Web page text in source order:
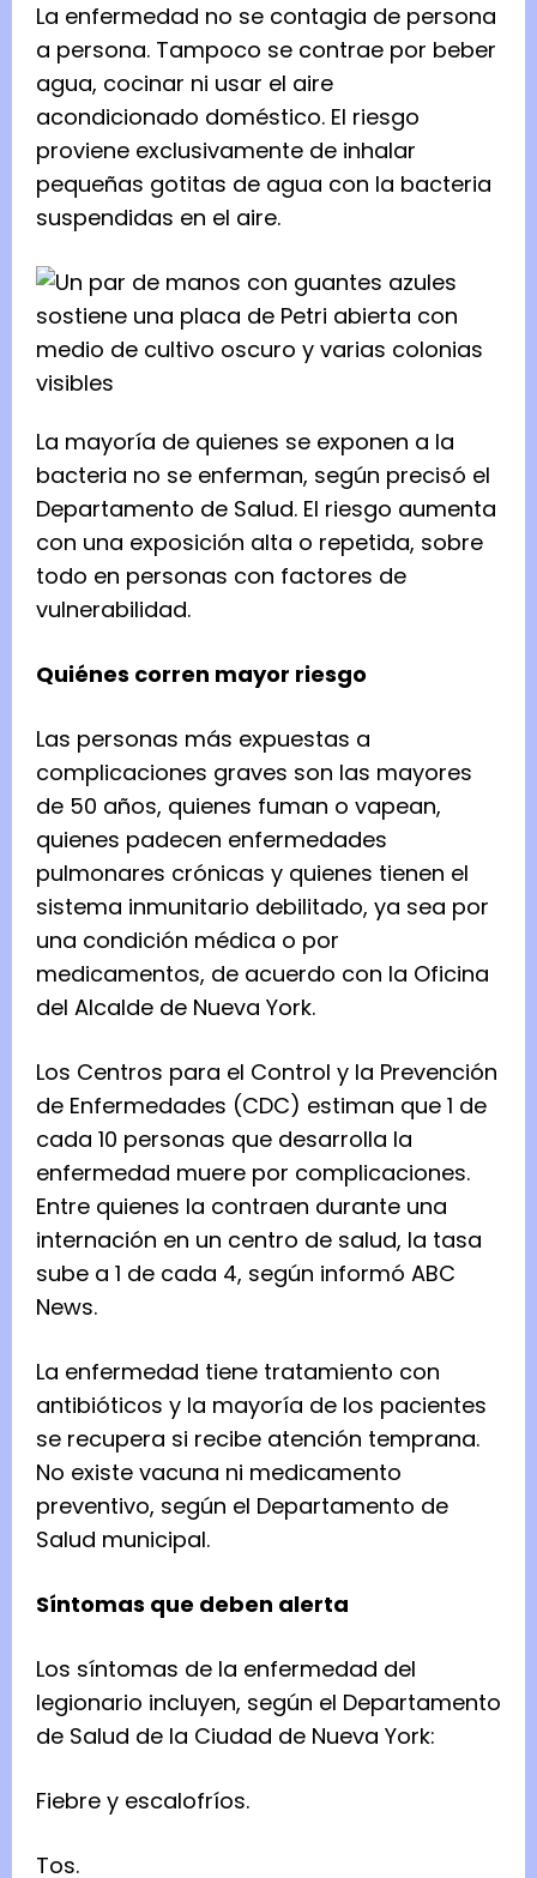
La enfermedad no se contagia de persona
a persona. Tampoco se contrae por beber
agua, cocinar ni usar el aire
acondicionado doméstico. El riesgo
proviene exclusivamente de inhalar
pequeñas gotitas de agua con la bacteria
suspendidas en el aire.
La mayoría de quienes se exponen a la
bacteria no se enferman, según precisó el
Departamento de Salud. El riesgo aumenta
con una exposición alta o repetida, sobre
todo en personas con factores de
vulnerabilidad.
Quiénes corren mayor riesgo
Las personas más expuestas a
complicaciones graves son las mayores
de 50 años, quienes fuman o vapean,
quienes padecen enfermedades
pulmonares crónicas y quienes tienen el
sistema inmunitario debilitado, ya sea por
una condición médica o por
medicamentos, de acuerdo con la Oficina
del Alcalde de Nueva York.
Los Centros para el Control y la Prevención
de Enfermedades (CDC) estiman que 1 de
cada 10 personas que desarrolla la
enfermedad muere por complicaciones.
Entre quienes la contraen durante una
internación en un centro de salud, la tasa
sube a 1 de cada 4, según informó ABC
News.
La enfermedad tiene tratamiento con
antibióticos y la mayoría de los pacientes
se recupera si recibe atención temprana.
No existe vacuna ni medicamento
preventivo, según el Departamento de
Salud municipal.
Síntomas que deben alerta
Los síntomas de la enfermedad del
legionario incluyen, según el Departamento
de Salud de la Ciudad de Nueva York:
Fiebre y escalofríos.
Tos.